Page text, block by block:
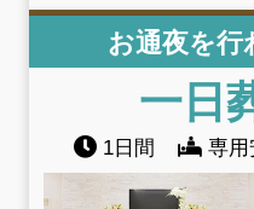
お通夜を行
一日
1日間 専用